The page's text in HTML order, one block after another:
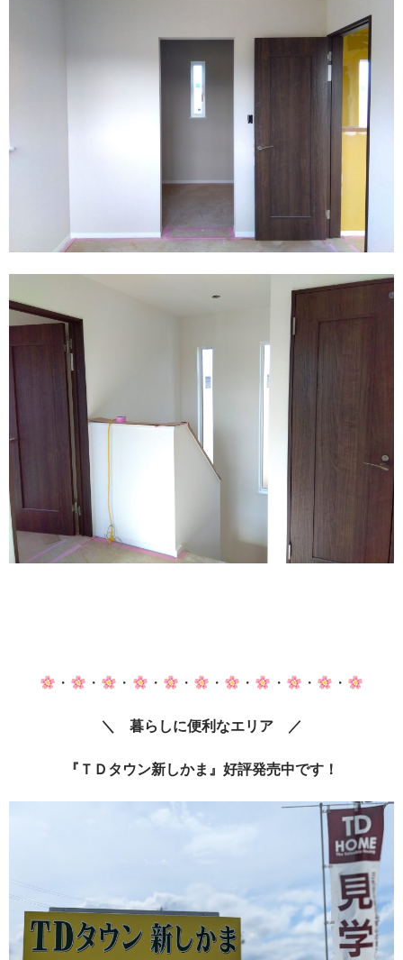
・ ・ ・ ・ ・ ・ ・ ・ ・ ・
＼ 暮らしに便利なエリア ／
『ＴＤタウン新しかま』好評発売中です！